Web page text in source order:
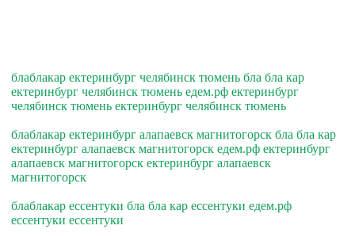
блаблакар ектеринбург челябинск тюмень бла бла кар
ектеринбург челябинск тюмень едем.рф ектеринбург
челябинск тюмень ектеринбург челябинск тюмень
блаблакар ектеринбург алапаевск магнитогорск бла бла кар
ектеринбург алапаевск магнитогорск едем.рф ектеринбург
алапаевск магнитогорск ектеринбург алапаевск
магнитогорск
блаблакар ессентуки бла бла кар ессентуки едем.рф
ессентуки ессентуки